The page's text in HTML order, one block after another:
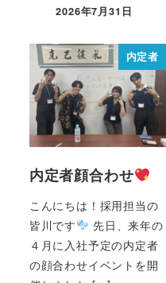
2026年7月31日
内定者
内定者顔合わせ
こんにちは！採用担当の
皆川です
先日、来年の
４月に入社予定の内定者
の顔合わせイベントを開